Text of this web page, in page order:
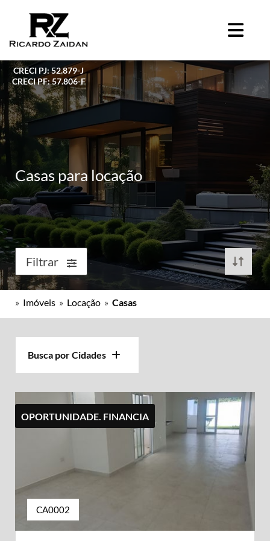
CRECI PJ: 52.879-J
CRECI PF: 57.806-F
Casas para locação
Filtrar
» Imóveis » Locação » Casas
Busca por Cidades
OPORTUNIDADE. FINANCIA
CA0002